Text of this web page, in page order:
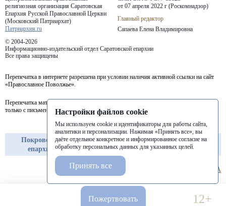
религиозная организация Саратовская
Епархия Русской Православной Церкви
(Московский Патриархат)
Патриархия.ru
от 07 апреля 2022 г (Роскомнадзор)
Главный редактор
Сапаева Елена Владимировна
© 2004-2026
Информационно-издательский отдел Саратовской епархии
Все права защищены
Перепечатка в интернете разрешена при условии наличия активной ссылки на сайт
«Православное Поволжье».
Перепечатка материалов портала в печатных изданиях (книгах, прессе) возможна
только с письменного разрешения редакции.
Покровская
епархия
Балашовская
епархия
Балаковская
епархия
Пожертвовать 12+
Настройки файлов cookie
Мы используем cookie и идентификаторы для работы сайта,
аналитики и персонализации. Нажимая «Принять все», вы
даёте отдельное конкретное и информированное согласие на
обработку персональных данных для указанных целей.
Принять все